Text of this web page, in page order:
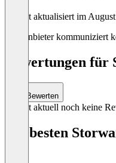
Zuletzt aktualisiert im
Der Anbieter kommuniziert
Bewertungen
Bewerten
Es gibt aktuell noch keine
Die besten